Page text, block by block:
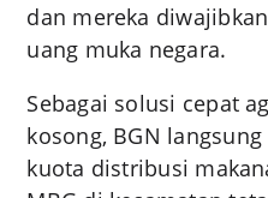
dan mereka
uang muka negara.
Sebagai solusi cepat
kosong, BGN
kuota distribusi